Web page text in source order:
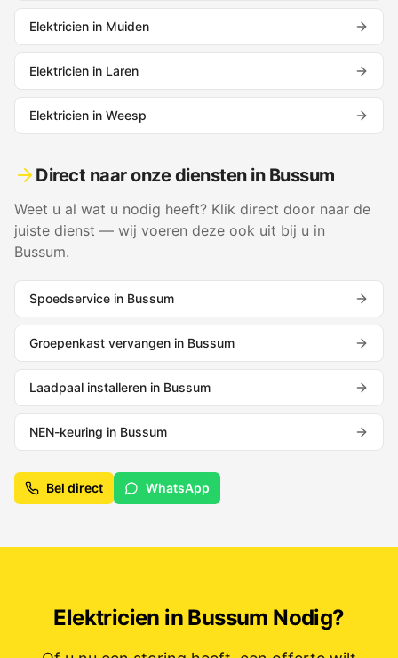
Elektricien in Muiden
Elektricien in Laren
Elektricien in Weesp
Direct naar onze diensten in Bussum
Weet u al wat u nodig heeft? Klik direct door naar de
juiste dienst — wij voeren deze ook uit bij u in
Bussum.
Spoedservice in Bussum
Groepenkast vervangen in Bussum
Laadpaal installeren in Bussum
NEN-keuring in Bussum
Bel direct WhatsApp
Elektricien in Bussum Nodig?